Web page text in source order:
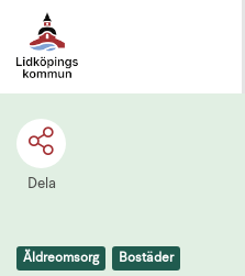
Dela
Äldreomsorg Bostäder